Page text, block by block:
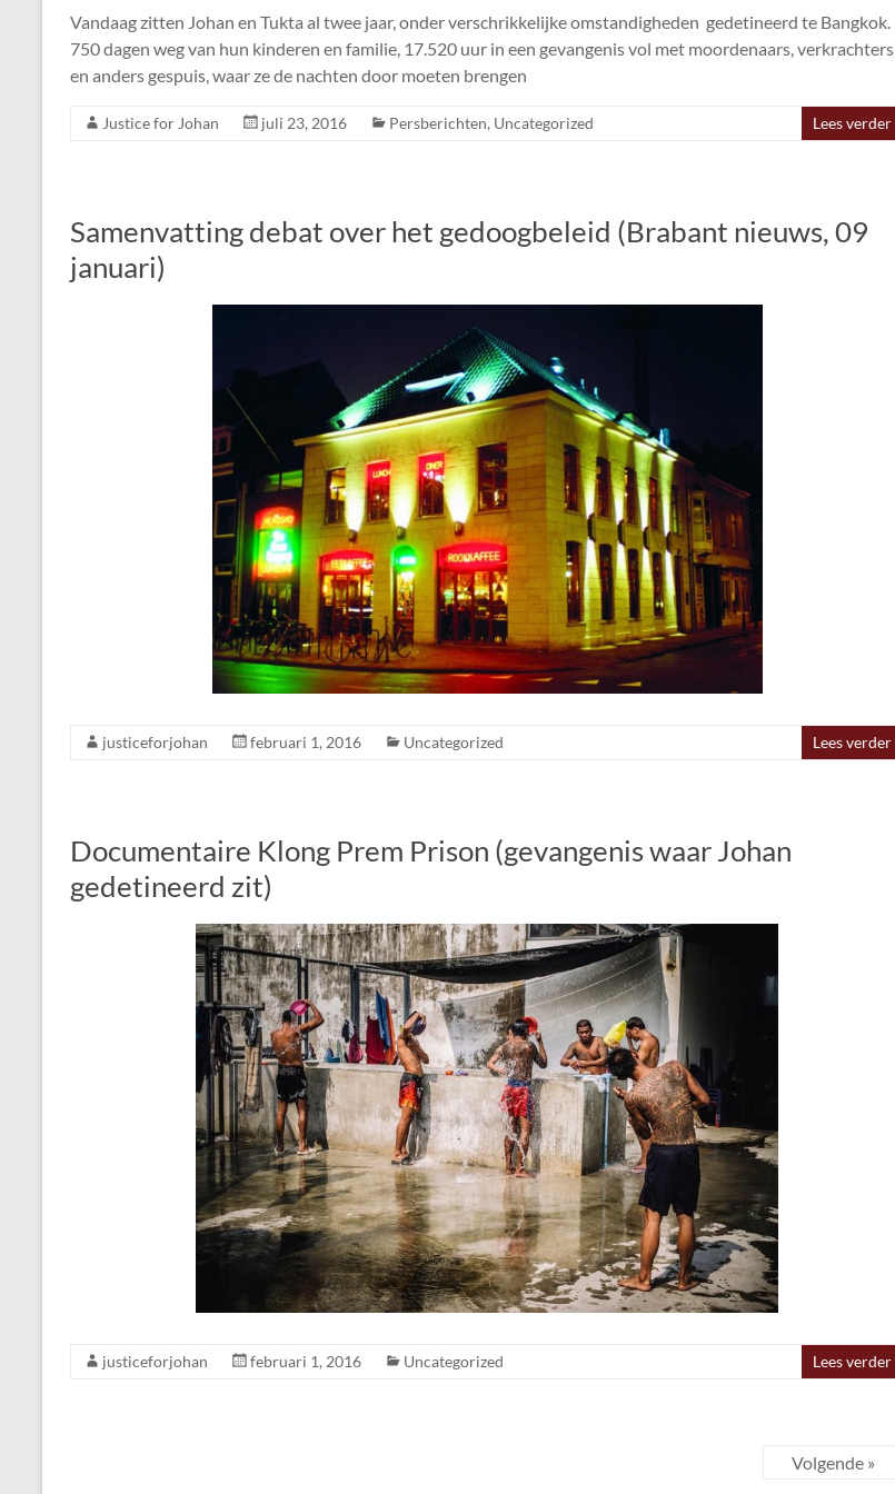
Vandaag zitten Johan en Tukta al twee jaar, onder verschrikkelijke omstandigheden gedetineerd te Bangkok.
750 dagen weg van hun kinderen en familie, 17.520 uur in een gevangenis vol met moordenaars, verkrachters
en anders gespuis, waar ze de nachten door moeten brengen
Justice for Johan juli 23, 2016 Persberichten, Uncategorized Lees verder
Samenvatting debat over het gedoogbeleid (Brabant nieuws, 09
januari)
justiceforjohan februari 1, 2016 Uncategorized Lees verder
Documentaire Klong Prem Prison (gevangenis waar Johan
gedetineerd zit)
justiceforjohan februari 1, 2016 Uncategorized Lees verder
Volgende »